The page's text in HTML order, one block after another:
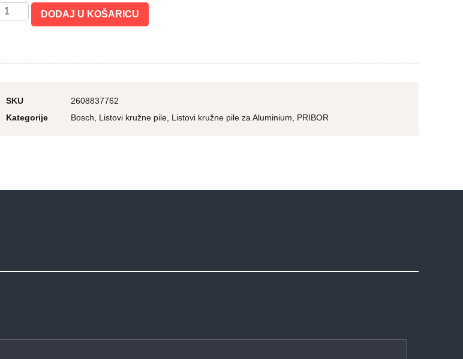
DODAJ U KOŠARICU
SKU
2608837762
Kategorije
Bosch Listovi kružne pile Listovi kružne pile za Aluminium PRIBOR